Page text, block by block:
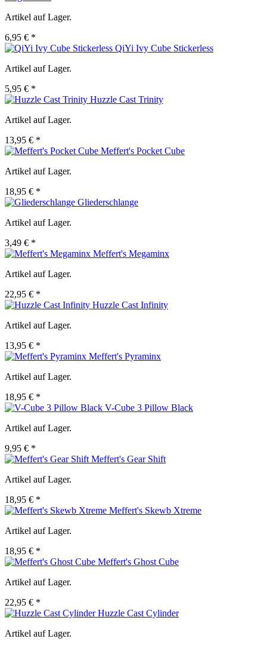
Artikel auf Lager.
6,95 € *
QiYi Ivy Cube Stickerless
Artikel auf Lager.
5,95 € *
Huzzle Cast Trinity
Artikel auf Lager.
13,95 € *
Meffert's Pocket Cube
Artikel auf Lager.
18,95 € *
Gliederschlange
Artikel auf Lager.
3,49 € *
Meffert's Megaminx
Artikel auf Lager.
22,95 € *
Huzzle Cast Infinity
Artikel auf Lager.
13,95 € *
Meffert's Pyraminx
Artikel auf Lager.
18,95 € *
V-Cube 3 Pillow Black
Artikel auf Lager.
9,95 € *
Meffert's Gear Shift
Artikel auf Lager.
18,95 € *
Meffert's Skewb Xtreme
Artikel auf Lager.
18,95 € *
Meffert's Ghost Cube
Artikel auf Lager.
22,95 € *
Huzzle Cast Cylinder
Artikel auf Lager.